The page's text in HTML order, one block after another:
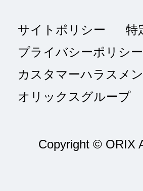
サイトポリシー
特
プライバシーポリシー
カスタマーハラスメ
オリックスグループ
Copyright © ORIX